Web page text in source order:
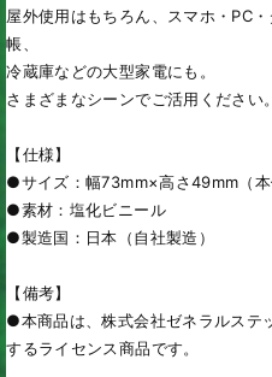
屋外使用はもちろん、スマホ・PC
帳、
冷蔵庫などの大型家電にも。
さまざまなシーンでご活用ください。
【仕様】
●サイズ：幅73mm×高さ49mm（本
●素材：塩化ビニール
●製造国：日本（自社製造）
【備考】
●本商品は、株式会社ゼネラルステ
するライセンス商品です。